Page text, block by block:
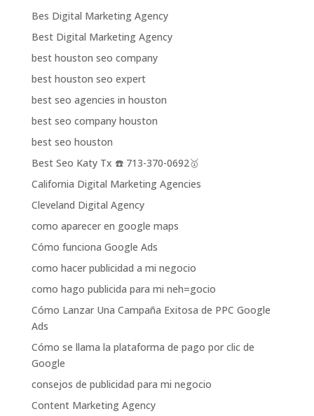
Bes Digital Marketing Agency
Best Digital Marketing Agency
best houston seo company
best houston seo expert
best seo agencies in houston
best seo company houston
best seo houston
Best Seo Katy Tx ☎️ 713-370-0692🥇
California Digital Marketing Agencies
Cleveland Digital Agency
como aparecer en google maps
Cómo funciona Google Ads
como hacer publicidad a mi negocio
como hago publicida para mi neh=gocio
Cómo Lanzar Una Campaña Exitosa de PPC Google
Ads
Cómo se llama la plataforma de pago por clic de
Google
consejos de publicidad para mi negocio
Content Marketing Agency